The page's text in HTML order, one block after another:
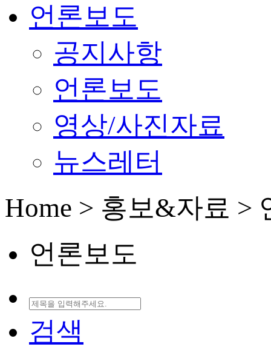
언론보도
공지사항
언론보도
영상/사진자료
뉴스레터
Home > 홍보&자료 >
언론보도
검색